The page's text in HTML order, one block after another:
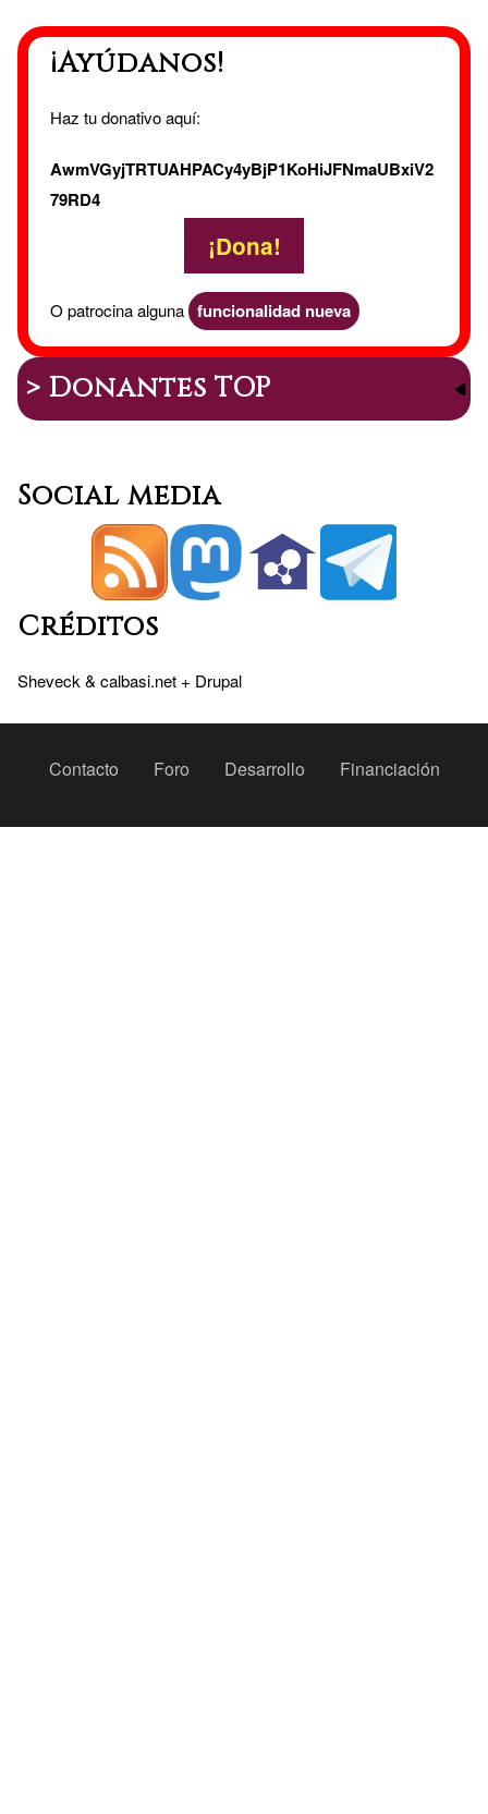
¡Ayúdanos!
Haz tu donativo aquí:
AwmVGyjTRTUAHPACy4yBjP1KoHiJFNmaUBxiV2
79RD4
¡Dona!
O patrocina alguna funcionalidad nueva
> Donantes TOP
Social media
Créditos
Sheveck&calbasi.net + Drupal
PeuContacto Foro Desarrollo Financiación